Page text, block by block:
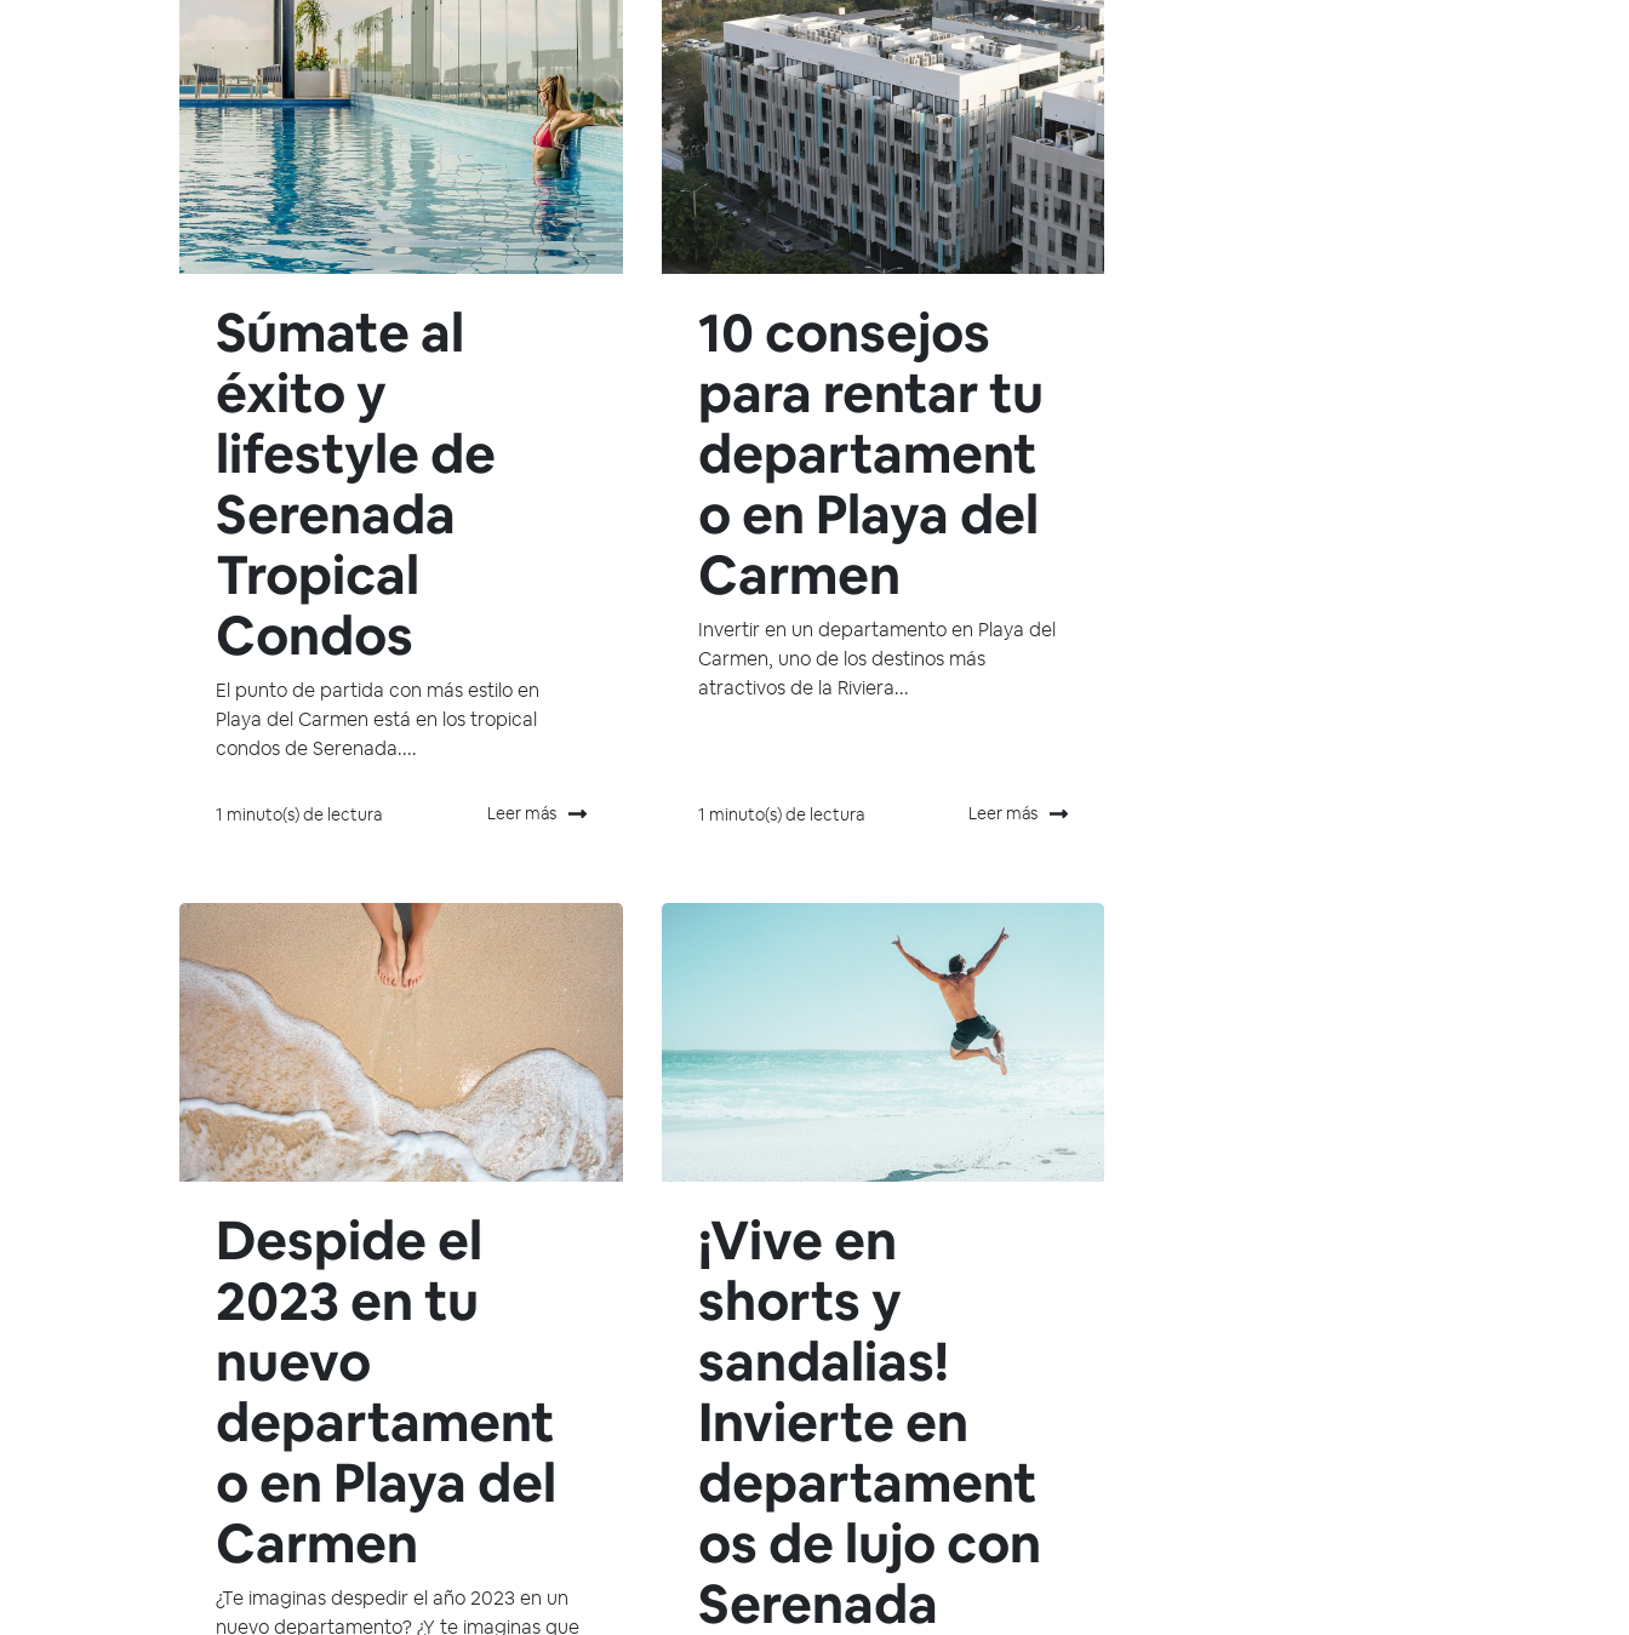
Súmate al
éxito y
lifestyle de
Serenada
Tropical
Condos
El punto de partida con más estilo en
Playa del Carmen está en los tropical
condos de Serenada....
1 minuto(s) de lectura Leer más
10 consejos
para rentar tu
departament
o en Playa del
Carmen
Invertir en un departamento en Playa del
Carmen, uno de los destinos más
atractivos de la Riviera...
1 minuto(s) de lectura Leer más
Despide el
2023 en tu
nuevo
departament
o en Playa del
Carmen
¿Te imaginas despedir el año 2023 en un
nuevo departamento? ¿Y te imaginas que
¡Vive en
shorts y
sandalias!
Invierte en
departament
os de lujo con
Serenada